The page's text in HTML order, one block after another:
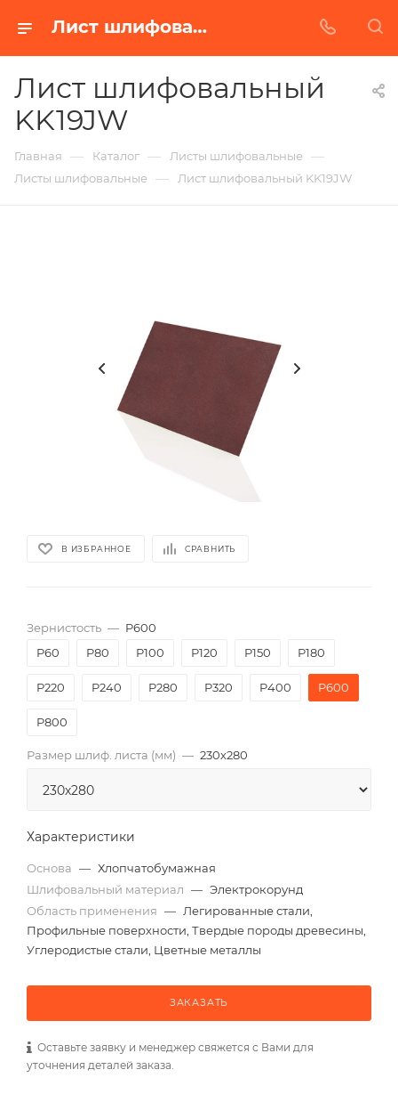
Лист шлифовальный KK19JW в Белгороде | Купить по недорогой цене от Абразивного Завода
Лист шлифовальный
KK19JW
Главная — Каталог — Листы шлифовальные —
Листы шлифовальные — Лист шлифовальный KK19JW
В ИЗБРАННОЕ СРАВНИТЬ
Зернистость — P600
P60
P80 P100 P120 P150 P180
P220 P240 P280 P320 P400 P600
P800
Размер шлиф. листа (мм) — 230х280
Характеристики
Основа — Хлопчатобумажная
Шлифовальный материал — Электрокорунд
Область применения — Легированные стали,
Профильные поверхности, Твердые породы древесины,
Углеродистые стали, Цветные металлы
ЗАКАЗАТЬ
Оставьте заявку и менеджер свяжется с Вами для
уточнения деталей заказа.